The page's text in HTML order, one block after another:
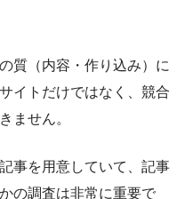
質（内容・作り込み）に
イトだけではなく、競合
ません。
事を用意していて、記事
の調査は非常に重要で